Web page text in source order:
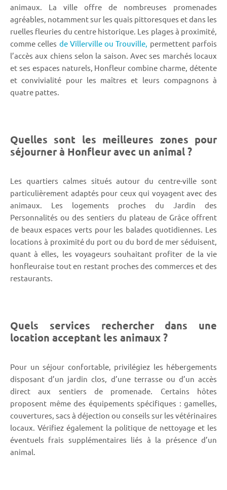
animaux. La ville offre de nombreuses promenades
agréables, notamment sur les quais pittoresques et dans les
ruelles fleuries du centre historique. Les plages à proximité,
comme celles de Villerville ou Trouville, permettent parfois
l’accès aux chiens selon la saison. Avec ses marchés locaux
et ses espaces naturels, Honfleur combine charme, détente
et convivialité pour les maîtres et leurs compagnons à
quatre pattes.
Quelles sont les meilleures zones pour
séjourner à Honfleur avec un animal ?
Les quartiers calmes situés autour du centre-ville sont
particulièrement adaptés pour ceux qui voyagent avec des
animaux. Les logements proches du Jardin des
Personnalités ou des sentiers du plateau de Grâce offrent
de beaux espaces verts pour les balades quotidiennes. Les
locations à proximité du port ou du bord de mer séduisent,
quant à elles, les voyageurs souhaitant profiter de la vie
honfleuraise tout en restant proches des commerces et des
restaurants.
Quels services rechercher dans une
location acceptant les animaux ?
Pour un séjour confortable, privilégiez les hébergements
disposant d’un jardin clos, d’une terrasse ou d’un accès
direct aux sentiers de promenade. Certains hôtes
proposent même des équipements spécifiques : gamelles,
couvertures, sacs à déjection ou conseils sur les vétérinaires
locaux. Vérifiez également la politique de nettoyage et les
éventuels frais supplémentaires liés à la présence d’un
animal.